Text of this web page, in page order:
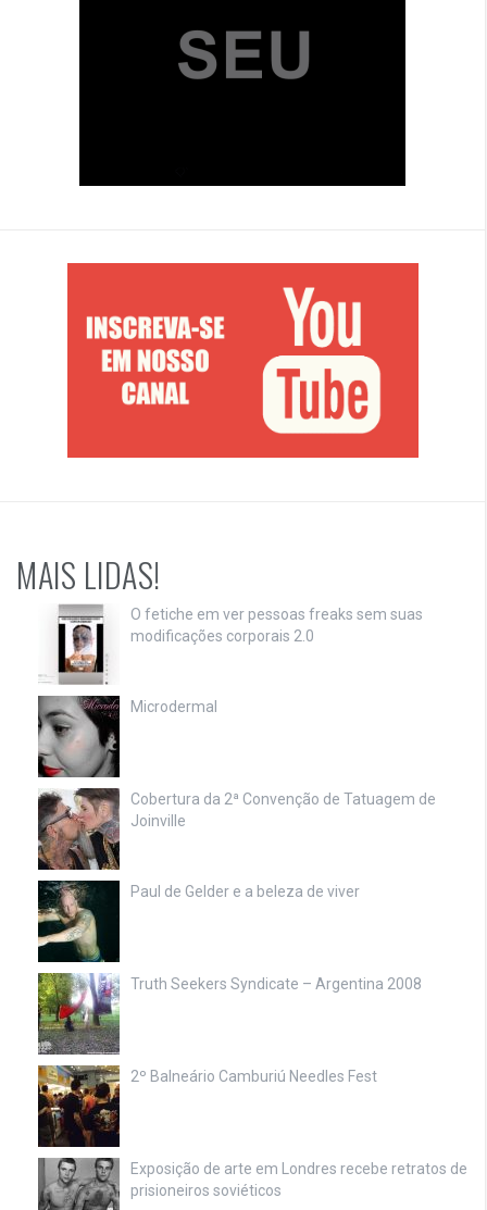
MAIS LIDAS!
O fetiche em ver pessoas freaks sem suas
modificações corporais 2.0
Microdermal
Cobertura da 2ª Convenção de Tatuagem de
Joinville
Paul de Gelder e a beleza de viver
Truth Seekers Syndicate – Argentina 2008
2º Balneário Camburiú Needles Fest
Exposição de arte em Londres recebe retratos de
prisioneiros soviéticos